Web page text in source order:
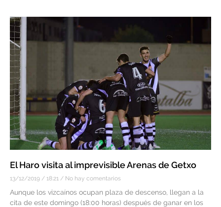
El Haro visita al imprevisible Arenas de Getxo
13/12/2019 18:21 No hay comentarios
Aunque los vizcaínos ocupan plaza de descenso, llegan a la
cita de este domingo (18:00 horas) después de ganar en los